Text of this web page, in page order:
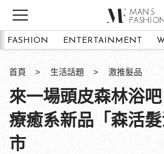
FASHION ENTERTAINMENT
首頁 生活話題 激推髮品
來一場頭皮森林浴吧
療癒系新品「森活
市